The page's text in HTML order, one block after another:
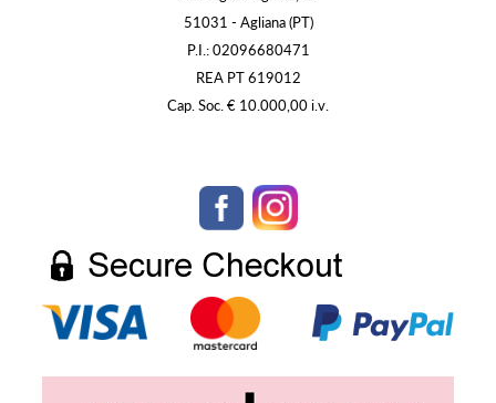
51031 - Agliana (PT)
P.I.: 02096680471
REA PT 619012
Cap. Soc. € 10.000,00 i.v.